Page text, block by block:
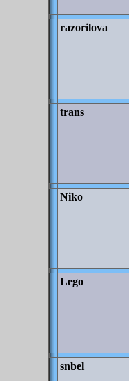
razorilova
trans
Niko
Lego
snbel